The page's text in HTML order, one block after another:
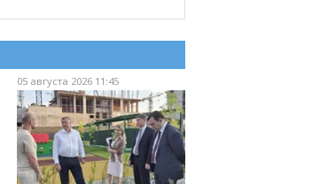
05 августа 2026 11:45